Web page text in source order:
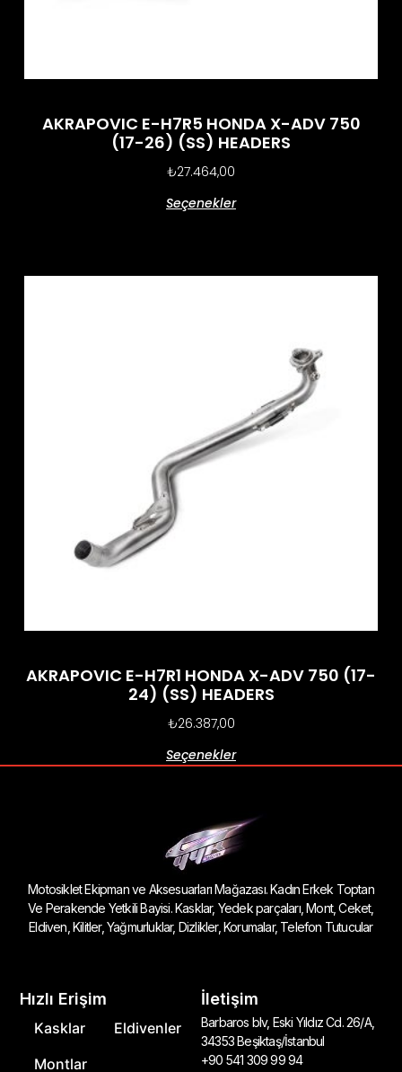
AKRAPOVIC E-H7R5 HONDA X-ADV 750
(17-26) (SS) HEADERS
₺27.464,00
Seçenekler
AKRAPOVIC E-H7R1 HONDA X-ADV 750 (17-
24) (SS) HEADERS
₺26.387,00
Seçenekler
Motosiklet Ekipman ve Aksesuarları Mağazası. Kadın Erkek Toptan
Ve Perakende Yetkili Bayisi. Kasklar, Yedek parçaları, Mont, Ceket,
Eldiven, Kilitler, Yağmurluklar, Dizlikler, Korumalar, Telefon Tutucular
Hızlı Erişim
Kasklar
Eldivenler
Montlar
İletişim
Barbaros blv, Eski Yıldız Cd. 26/A,
34353 Beşiktaş/İstanbul
+90 541 309 99 94